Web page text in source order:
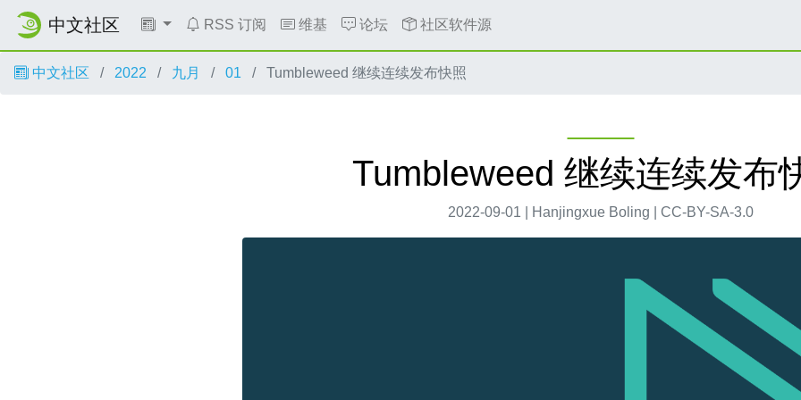
中文社区 RSS 订阅 维基 论坛 社区软件源
中文社区 2022 九月 01 Tumbleweed 继续连续发布快照
Tumbleweed 继续连续发布
2022-09-01 | Hanjingxue Boling | CC-BY-SA-3.0